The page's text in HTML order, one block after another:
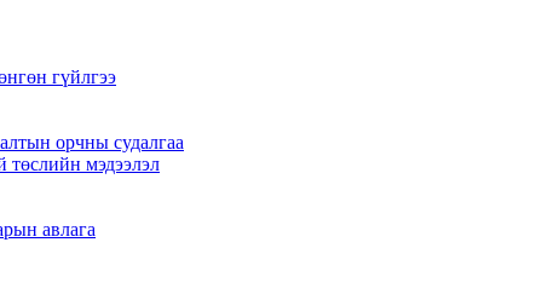
гүйлгээ
орчны судалгаа
төслийн мэдээлэл
авлага